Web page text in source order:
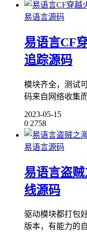
易语言源码
易语言CF
追踪源码
模块齐全，测试
码来自网络收集
2023-05-15
0 2758
易语言源码
易语言盗
线源码
驱动模块都打包
版本，有能力的